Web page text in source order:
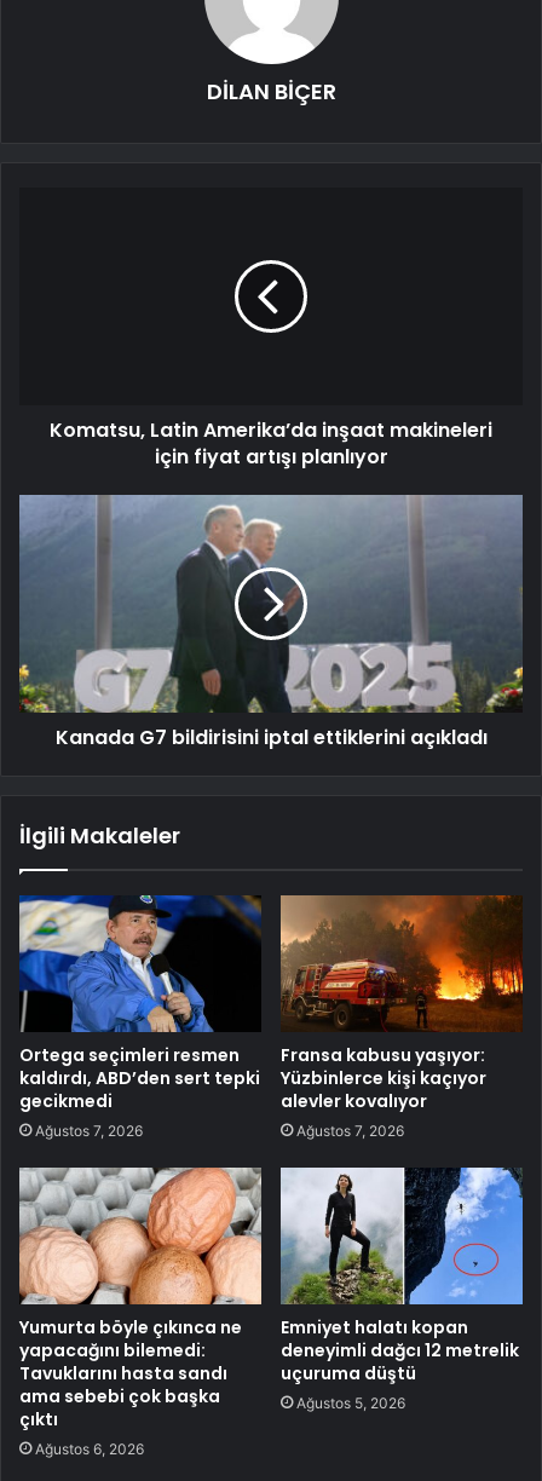
DİLAN BİÇER
Komatsu, Latin Amerika’da inşaat makineleri
için fiyat artışı planlıyor
Kanada G7 bildirisini iptal ettiklerini açıkladı
İlgili Makaleler
Ortega seçimleri resmen
kaldırdı, ABD’den sert tepki
gecikmedi
Ağustos 7, 2026
Fransa kabusu yaşıyor:
Yüzbinlerce kişi kaçıyor
alevler kovalıyor
Ağustos 7, 2026
Yumurta böyle çıkınca ne
yapacağını bilemedi:
Tavuklarını hasta sandı
ama sebebi çok başka
çıktı
Ağustos 6, 2026
Emniyet halatı kopan
deneyimli dağcı 12 metrelik
uçuruma düştü
Ağustos 5, 2026